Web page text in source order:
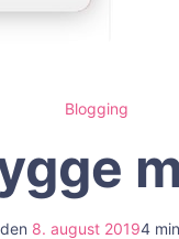
Blogging
8. august 20194